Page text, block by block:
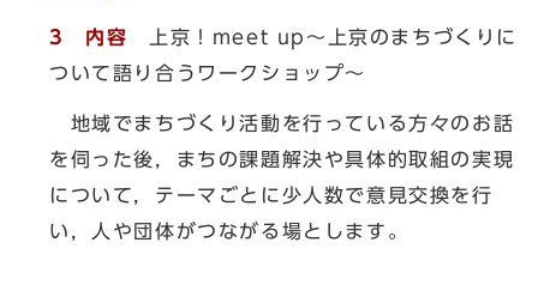
3 内容 上京！meet up～上京のまちづくりに
ついて語り合うワークショップ～
地域でまちづくり活動を行っている方々のお話
を伺った後，まちの課題解決や具体的取組の実現
について，テーマごとに少人数で意見交換を行
い，人や団体がつながる場とします。